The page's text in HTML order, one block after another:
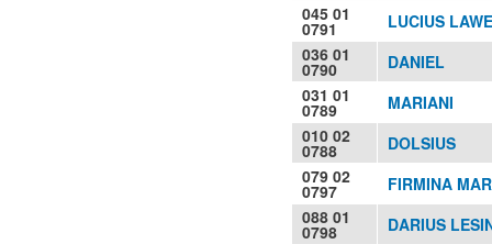
045 01
0791
LUCIUS
036 01
0790
DANIEL
031 01
0789
MARIANI
010 02
0788
DOLSIUS
079 02
0797
FIRMINA
088 01
0798
DARIUS